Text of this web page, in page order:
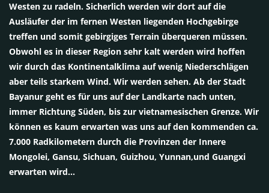
Westen zu radeln. Sicherlich werden wir dort auf die
Ausläufer der im fernen Westen liegenden Hochgebirge
treffen und somit gebirgiges Terrain überqueren müssen.
Obwohl es in dieser Region sehr kalt werden wird hoffen
wir durch das Kontinentalklima auf wenig Niederschlägen
aber teils starkem Wind. Wir werden sehen. Ab der Stadt
Bayanur geht es für uns auf der Landkarte nach unten,
immer Richtung Süden, bis zur vietnamesischen Grenze. Wir
können es kaum erwarten was uns auf den kommenden ca.
7.000 Radkilometern durch die Provinzen der Innere
Mongolei, Gansu, Sichuan, Guizhou, Yunnan,und Guangxi
erwarten wird…